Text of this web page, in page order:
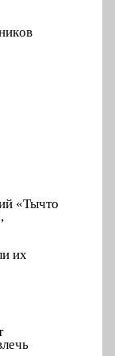
ков
«Тычто
и их
лечь